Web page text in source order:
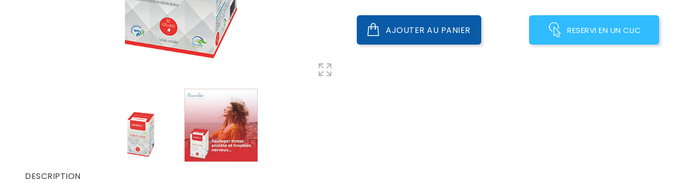
AJOUTER AU PANIER RESERVI EN UN CLIC
DESCRIPTION